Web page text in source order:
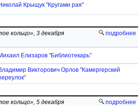
Крыщук "Кругами рая"
подробнее
кольцо», 3 декабря
Елизаров "Библиотекарь"
Викторович Орлов "Камергерский
подробнее
кольцо», 5 декабря